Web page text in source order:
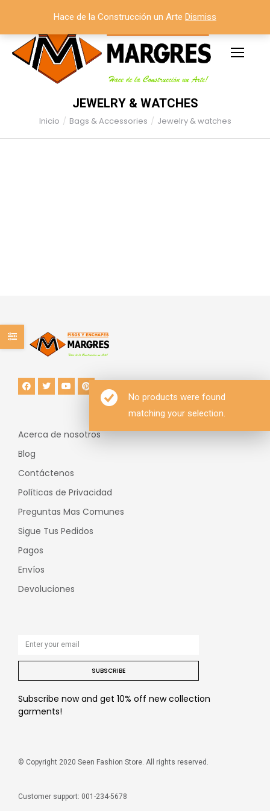
JEWELRY & WATCHES
Estás aquí:
Inicio Bags & Accessories Jewelry & watches
No products were found
matching your selection.
Acerca de nosotros
Blog
Contáctenos
Políticas de Privacidad
Preguntas Mas Comunes
Sigue Tus Pedidos
Pagos
Envíos
Devoluciones
SUBSCRIBE
Subscribe now and get 10% off new collection
garments!
© Copyright 2020 Seen Fashion Store. All rights reserved.
Customer support: 001-234-5678
Hace de la Construcción un Arte Dismiss